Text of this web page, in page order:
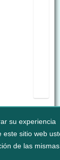
su experiencia
este sitio web
de las mismas
politika